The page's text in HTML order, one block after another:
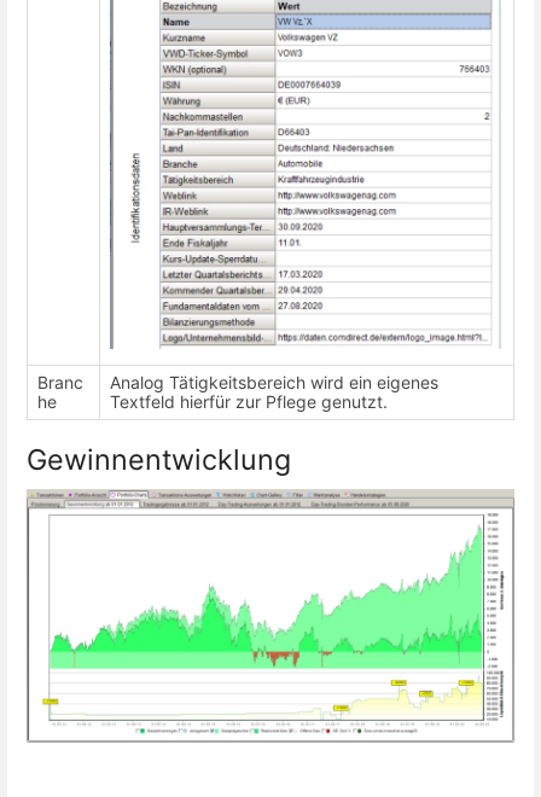
Branc
he
Analog Tätigkeitsbereich wird ein eigenes
Textfeld hierfür zur Pflege genutzt.
Gewinnentwicklung